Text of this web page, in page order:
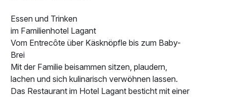
Essen und Trinken
im Familienhotel Lagant
Vom Entrecôte über Käsknöpfle bis zum Baby-
Brei
Mit der Familie beisammen sitzen, plaudern,
lachen und sich kulinarisch verwöhnen lassen.
Das Restaurant im Hotel Lagant besticht mit einer